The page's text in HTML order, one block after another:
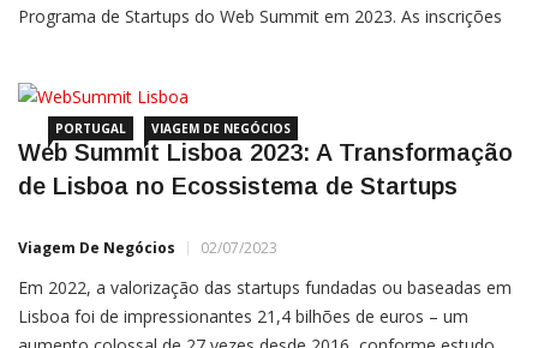
Programa de Startups do Web Summit em 2023. As inscrições
ApexBrasil, o Ministério das Relações Exteriores (MRE), a
Embaixada […]
PORTUGAL VIAGEM DE NEGÓCIOS
Web Summit Lisboa 2023: A Transformação
de Lisboa no Ecossistema de Startups
Viagem De Negócios 02/07/2023
Em 2022, a valorização das startups fundadas ou baseadas em
Lisboa foi de impressionantes 21,4 bilhões de euros – um